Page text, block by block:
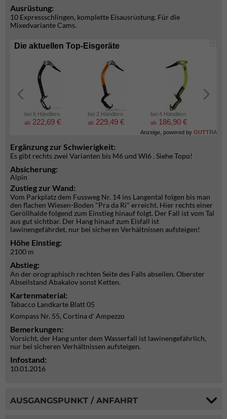
Ausrüstung:
10 Expressschlingen, komplette Eisausrüstung. Für die
Mixedvariante Cams.
i
Die aktuellen Top-Eisgeräte
bei 6 Händlern
ab 222,69 €
bei 2 Händlern
ab 229,49 €
bei 4 Händlern
ab 186,90 €
Anzeige, powered by OUTTRA
Ergänzung zur Schwierigkeit:
Es gibt rechts zwei Varianten bis M6 und WI6 . Siehe Topo!
Absicherung:
Alpin
Zustieg zur Wand:
Vom Parkplatz dem Fussweg Nr. 14 ins Langental folgen bis man
den flachen Wiesen-Boden "Pra da Ri" erreicht. Hier rechts einer
Geröllhalde folgend zum Einstieg hinauf folgt. Der Fall ist vom Tal
aus gut sichtbar. Der Hang hinauf zum Eisfall ist
lawinengefährdet, nur bei sicheren Verhältnissen aufsteigen!
Höhe Einstieg:
2100 m
Abstieg:
An der orographisch rechten Seite des Falls abseilen. Oberster
Abseilstand Abakalov sonst Ketten.
Kartenmaterial:
Tabacco Landkarte Blatt 05
Kompass Nr. 55, Cortina d' Ampezzo
Bemerkungen:
Vorsicht, der Hang unter dem Wasserfall ist lawinengefährlich,
nur bei sicheren Verhältnissen aufsteigen.
Infostand:
10.01.2016
AUSGANGSPUNKT / ANFAHRT